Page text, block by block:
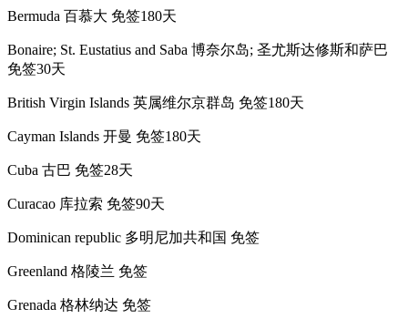
Bermuda 百慕大 免签180天
Bonaire; St. Eustatius and Saba 博奈尔岛; 圣尤斯达修斯和萨巴
免签30天
British Virgin Islands 英属维尔京群岛 免签180天
Cayman Islands 开曼 免签180天
Cuba 古巴 免签28天
Curacao 库拉索 免签90天
Dominican republic 多明尼加共和国 免签
Greenland 格陵兰 免签
Grenada 格林纳达 免签